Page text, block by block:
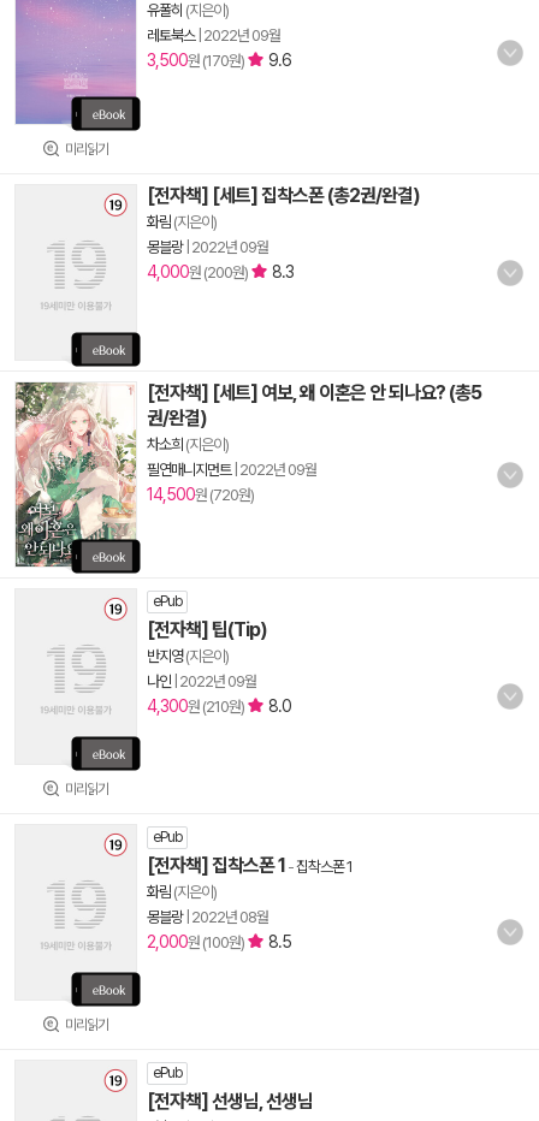
미리읽기
유폴히 (지은이)
레토북스| 2022년 09월
3,500원 (170원) 9.6
[전자책] [세트] 집착스폰 (총2권/완결)
화림 (지은이)
몽블랑| 2022년 09월
4,000원 (200원) 8.3
[전자책] [세트] 여보, 왜 이혼은 안 되나요? (총5
권/완결)
차소희 (지은이)
필연매니지먼트| 2022년 09월
14,500원 (720원)
미리읽기
ePub
[전자책] 팁(Tip)
반지영(지은이)
나인 2022년 09월
4,300원 (210원) 8.0
미리읽기
ePub
[전자책] 집착스폰 1 -집착스폰 1
화림 (지은이)
몽블랑| 2022년 08월
2,000원 (100원) 8.5
ePub
[전자책] 선생님, 선생님